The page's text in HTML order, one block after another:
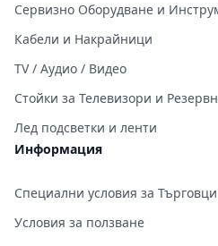
Сервизно Оборудване и
Кабели и Накрайници
TV / Аудио / Видео
Стойки за Телевизори и
Лед подсветки и ленти
Информация
Специални условия за
Условия за ползване